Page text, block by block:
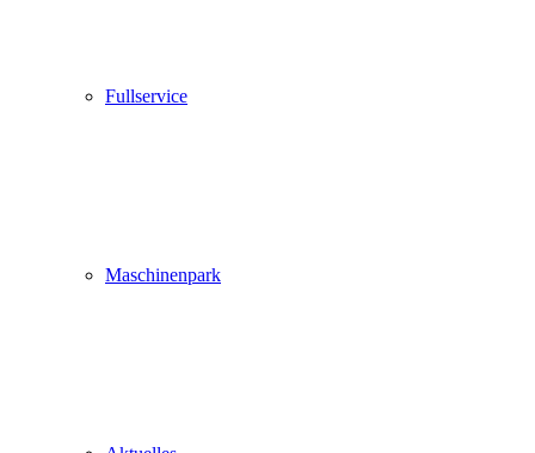
Fullservice
Maschinenpark